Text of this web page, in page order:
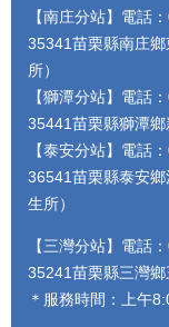
【南庄分站】電話
35341苗栗縣南庄
所）
【獅潭分站】電話
35441苗栗縣獅潭鄉
【泰安分站】電話
36541苗栗縣泰安
生所）
【三灣分站】電話
35241苗栗縣三灣鄉
＊服務時間：上午